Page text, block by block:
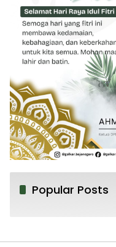
Popular Posts